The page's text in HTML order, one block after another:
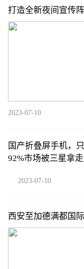
打造全新夜间宣传
保畅通护贤城”宣传
2023-07-10
国产折叠屏手机，
92%市场被三星拿走
2023-07-10
西安至加德满都国